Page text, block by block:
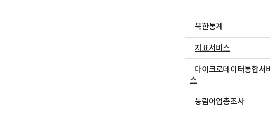
북한통계
지표서비스
마이크로데이터통합서비
스
농림어업총조사